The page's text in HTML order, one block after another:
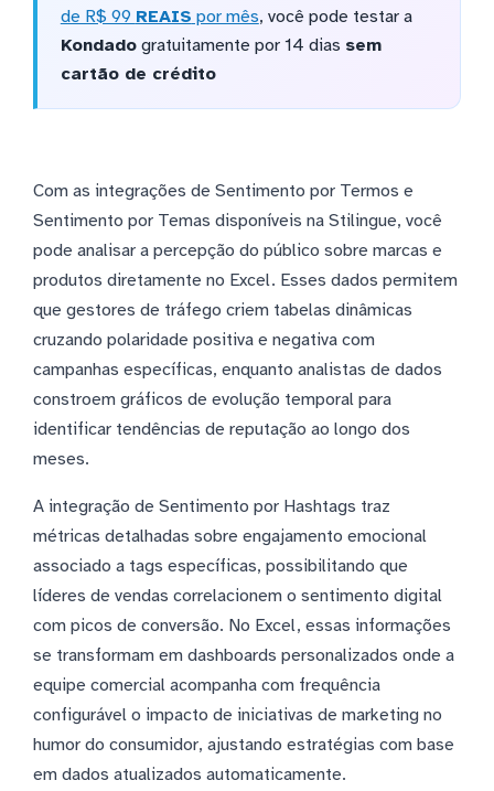
de R$ 99 REAIS por mês, você pode testar a
Kondadogratuitamente por 14 dias sem
cartão de crédito
Com as integrações de Sentimento por Termos e
Sentimento por Temas disponíveis na Stilingue, você
pode analisar a percepção do público sobre marcas e
produtos diretamente no Excel. Esses dados permitem
que gestores de tráfego criem tabelas dinâmicas
cruzando polaridade positiva e negativa com
campanhas específicas, enquanto analistas de dados
constroem gráficos de evolução temporal para
identificar tendências de reputação ao longo dos
meses.
A integração de Sentimento por Hashtags traz
métricas detalhadas sobre engajamento emocional
associado a tags específicas, possibilitando que
líderes de vendas correlacionem o sentimento digital
com picos de conversão. No Excel, essas informações
se transformam em dashboards personalizados onde a
equipe comercial acompanha com frequência
configurável o impacto de iniciativas de marketing no
humor do consumidor, ajustando estratégias com base
em dados atualizados automaticamente.